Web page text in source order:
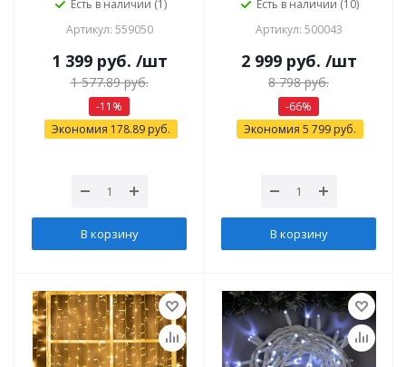
Есть в наличии (1)
Артикул: 559050
1 399руб. /шт
1 577.89руб.
-11 %
Экономия 178.89руб.
В корзину
Есть в наличии (10)
Артикул: 500043
2 999руб. /шт
8 798руб.
-66%
Экономия 5 799 руб.
В корзину